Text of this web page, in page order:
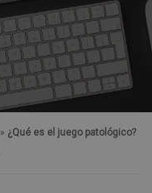
» ¿Qué es el juego patológico?